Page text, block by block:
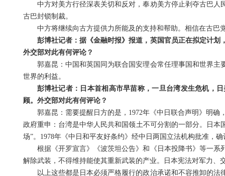
中方对美方行径深表关切和反对，奉劝美方停止剥夺古巴
古巴封锁制裁。
中方将继续向古方提供力所能及的支持和帮助。相信在古
彭博社记者：据《金融时报》报道，英国官员正在拟定计
外交部对此有何评论？
郭嘉昆：中国和英国同为联合国安理会常任理事国和世界
世界的利益。
彭博社记者：日本首相高市早苗称，一旦台湾发生危机，
顾。外交部对此有何评论？
郭嘉昆：需要提醒日方的是，1972年《中日联合声明》明
政府重申：台湾是中华人民共和国领土不可分割的一部分。日
场”。1978年《中日和平友好条约》经中日两国立法机构批准，
根据《开罗宣言》《波茨坦公告》和《日本投降书》等一
解除武装，不得维持能使其重新武装的产业。日本宪法对军力、
以上这些都是日本必须严格履行的政治承诺和不容推卸的